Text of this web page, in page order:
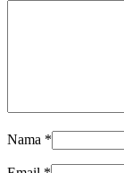
Nama *